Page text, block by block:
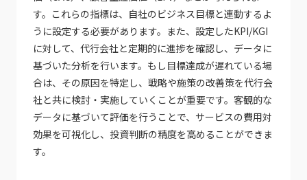
す。これらの指標は、自社のビジネス目標と連動するよ
うに設定する必要があります。また、設定したKPI/KGI
に対して、代行会社と定期的に進捗を確認し、データに
基づいた分析を行います。もし目標達成が遅れている場
合は、その原因を特定し、戦略や施策の改善策を代行会
社と共に検討・実施していくことが重要です。客観的な
データに基づいて評価を行うことで、サービスの費用対
効果を可視化し、投資判断の精度を高めることができま
す。